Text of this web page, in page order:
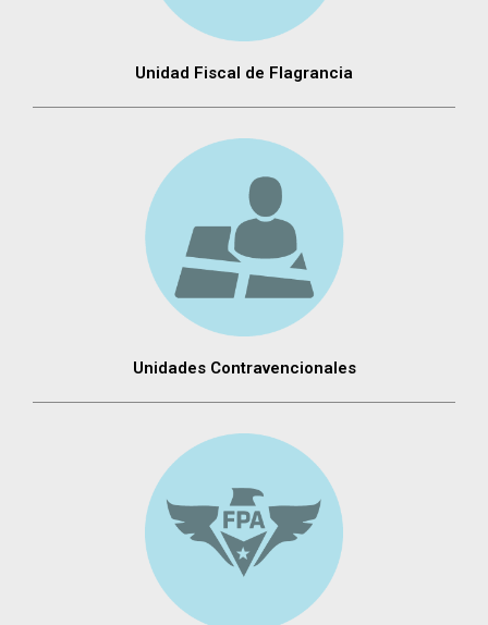
Unidad Fiscal de Flagrancia
Unidades Contravencionales